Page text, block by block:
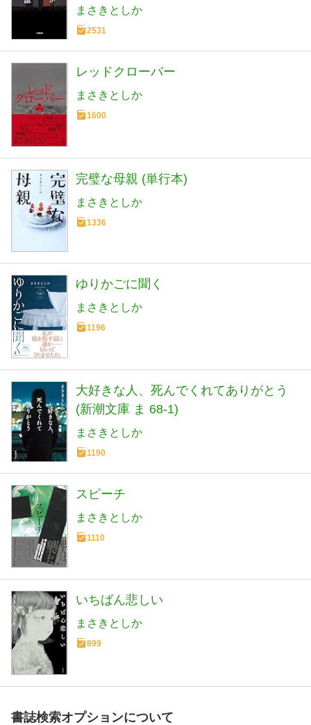
まさきとしか
2531
レッドクローバー
まさきとしか
1600
完璧な母親 (単行本)
まさきとしか
1336
ゆりかごに聞く
まさきとしか
1196
大好きな人、死んでくれてありがとう
(新潮文庫 ま 68-1)
まさきとしか
1190
スピーチ
まさきとしか
1110
いちばん悲しい
まさきとしか
899
書誌検索オプションについて